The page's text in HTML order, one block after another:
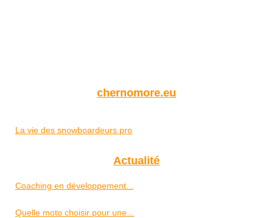
chernomore.eu
La vie des snowboardeurs pro
Actualité
Coaching en développement...
Quelle moto choisir pour une...